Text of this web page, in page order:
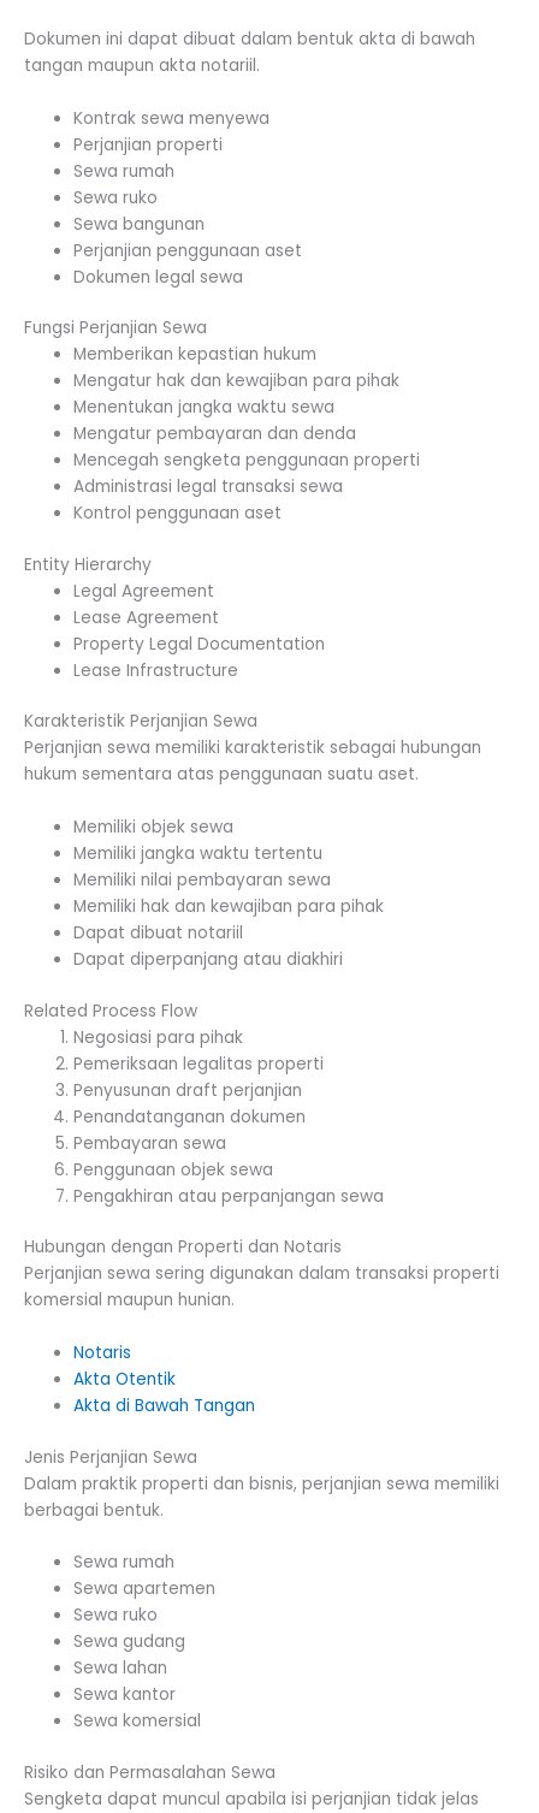
Dokumen ini dapat dibuat dalam bentuk akta di bawah
tangan maupun akta notariil.
Kontrak sewa menyewa
Perjanjian properti
Sewa rumah
Sewa ruko
Sewa bangunan
Perjanjian penggunaan aset
Dokumen legal sewa
Fungsi Perjanjian Sewa
Memberikan kepastian hukum
Mengatur hak dan kewajiban para pihak
Menentukan jangka waktu sewa
Mengatur pembayaran dan denda
Mencegah sengketa penggunaan properti
Administrasi legal transaksi sewa
Kontrol penggunaan aset
Entity Hierarchy
Legal Agreement
Lease Agreement
Property Legal Documentation
Lease Infrastructure
Karakteristik Perjanjian Sewa
Perjanjian sewa memiliki karakteristik sebagai hubungan
hukum sementara atas penggunaan suatu aset.
Memiliki objek sewa
Memiliki jangka waktu tertentu
Memiliki nilai pembayaran sewa
Memiliki hak dan kewajiban para pihak
Dapat dibuat notariil
Dapat diperpanjang atau diakhiri
Related Process Flow
Negosiasi para pihak
Pemeriksaan legalitas properti
Penyusunan draft perjanjian
Penandatanganan dokumen
Pembayaran sewa
Penggunaan objek sewa
Pengakhiran atau perpanjangan sewa
Hubungan dengan Properti dan Notaris
Perjanjian sewa sering digunakan dalam transaksi properti
komersial maupun hunian.
Notaris
Akta Otentik
Akta di Bawah Tangan
Jenis Perjanjian Sewa
Dalam praktik properti dan bisnis, perjanjian sewa memiliki
berbagai bentuk.
Sewa rumah
Sewa apartemen
Sewa ruko
Sewa gudang
Sewa lahan
Sewa kantor
Sewa komersial
Risiko dan Permasalahan Sewa
Sengketa dapat muncul apabila isi perjanjian tidak jelas